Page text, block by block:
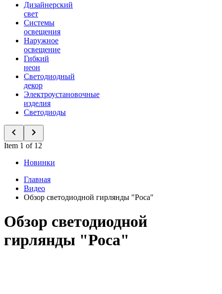
Дизайнерский
свет
Системы
освещения
Наружное
освещение
Гибкий
неон
Светодиодный
декор
Электроустановочные
изделия
Светодиоды
Item 1 of 12
Новинки
Главная
Видео
Обзор светодиодной гирлянды "Роса"
Обзор светодиодной
гирлянды "Роса"